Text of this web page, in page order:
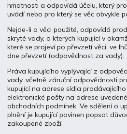
hmotnosti a odpovídá účelu, který
uvádí nebo pro který se věc obvykle
Nejde-li o věci použité, odpovídá
skryté vady, o kterých kupující v
které se projeví po převzetí věci, ve
dne převzetí (odpovědnost za vady).
Práva kupujícího vyplývající z
vady, včetně záruční odpovědnosti
kupující na adrese sídla
elektronické pošty na adrese
obchodních podmínek. Ve sdělení o
plnění je kupující povinen popsat
zakoupené zboží.